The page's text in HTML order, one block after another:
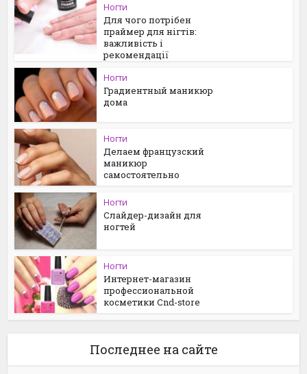
Ногти
Для чого потрібен
праймер для нігтів:
важливість і
рекомендації
Ногти
Градиентный маникюр
дома
Ногти
Делаем французский
маникюр
самостоятельно
Ногти
Слайдер-дизайн для
ногтей
Ногти
Интернет-магазин
профессиональной
косметики Сnd-store
Последнее на сайте